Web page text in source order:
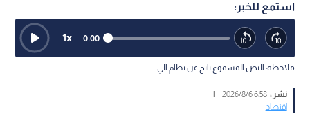
استمع للخبر:
0:00
1x
ملاحظة: النص المسموع ناتج عن نظام آلي
نشر :6:58 2026/8/6
اقتصاد